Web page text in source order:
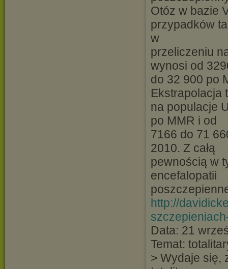
Otóz w bazie
przypadków
w
przeliczeniu
wynosi od
do 32 900 po
Ekstrapolacja
na populacje
po MMR i od
7166 do 71
2010. Z całą
pewnością w
encefalopatii
http://
Data: 21
Temat:
> Wydaje się,